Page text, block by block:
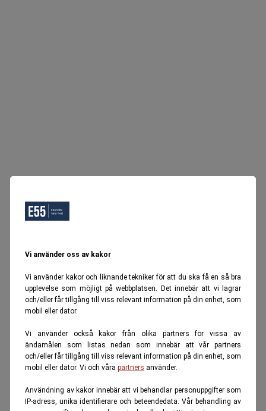
Vi använder oss av kakor
Vi använder kakor och liknande tekniker för att du ska få en så bra
upplevelse som möjligt på webbplatsen. Det innebär att vi lagrar
och/eller får tillgång till viss relevant information på din enhet, som
mobil eller dator.
Vi använder också kakor från olika partners för vissa av
ändamålen som listas nedan som innebär att vår partners
och/eller får tillgång till viss relevant information på din enhet, som
mobil eller dator. Vi och våra partners använder.
Användning av kakor innebär att vi behandlar personuppgifter som
IP-adress, unika identifierare och beteendedata. Vår behandling av